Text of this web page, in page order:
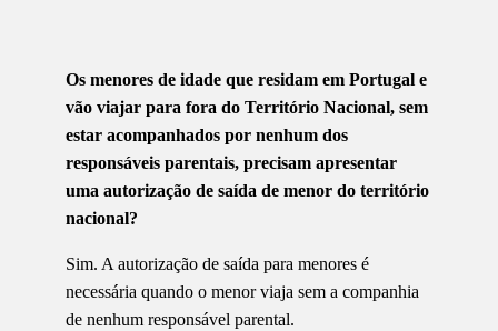
Os menores de idade que residam em Portugal e
vão viajar para fora do Território Nacional, sem
estar acompanhados por nenhum dos
responsáveis parentais, precisam apresentar
uma autorização de saída de menor do território
nacional?
Sim. A autorização de saída para menores é
necessária quando o menor viaja sem a companhia
de nenhum responsável parental.